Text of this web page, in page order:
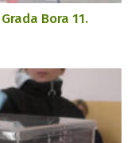
Bora 11.